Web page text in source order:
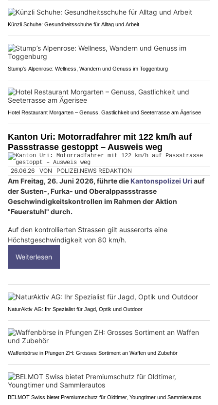
Künzli Schuhe: Gesundheitsschuhe für Alltag und Arbeit
Stump’s Alpenrose: Wellness, Wandern und Genuss im Toggenburg
Hotel Restaurant Morgarten – Genuss, Gastlichkeit und Seeterrasse am Ägerisee
Kanton Uri: Motorradfahrer mit 122 km/h auf
Passstrasse gestoppt – Ausweis weg
26.06.26 VON POLIZEI.NEWS REDAKTION
Am Freitag, 26. Juni 2026, führte die Kantonspolizei Uri auf
der Susten-, Furka- und Oberalppassstrasse
Geschwindigkeitskontrollen im Rahmen der Aktion
"Feuerstuhl" durch.
Auf den kontrollierten Strassen gilt ausserorts eine
Höchstgeschwindigkeit von 80 km/h.
Weiterlesen
NaturAktiv AG: Ihr Spezialist für Jagd, Optik und Outdoor
Waffenbörse in Pfungen ZH: Grosses Sortiment an Waffen und Zubehör
BELMOT Swiss bietet Premiumschutz für Oldtimer, Youngtimer und Sammlerautos